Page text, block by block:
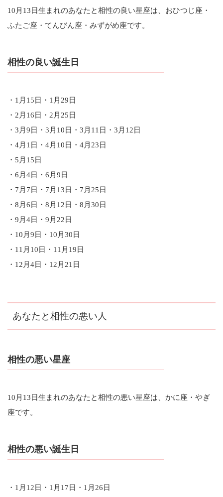
10月13日生まれのあなたと相性の良い星座は、おひつじ座・
ふたご座・てんびん座・みずがめ座です。
相性の良い誕生日
・1月15日・1月29日
・2月16日・2月25日
・3月9日・3月10日・3月11日・3月12日
・4月1日・4月10日・4月23日
・5月15日
・6月4日・6月9日
・7月7日・7月13日・7月25日
・8月6日・8月12日・8月30日
・9月4日・9月22日
・10月9日・10月30日
・11月10日・11月19日
・12月4日・12月21日
あなたと相性の悪い人
相性の悪い星座
10月13日生まれのあなたと相性の悪い星座は、かに座・やぎ
座です。
相性の悪い誕生日
・1月12日・1月17日・1月26日